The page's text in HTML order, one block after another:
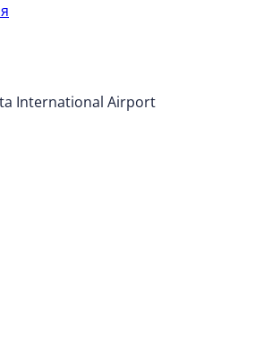
International Airport